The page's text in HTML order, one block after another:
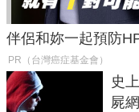
伴侶和妳一起預防
PR（台灣癌症基金會）
史
屍